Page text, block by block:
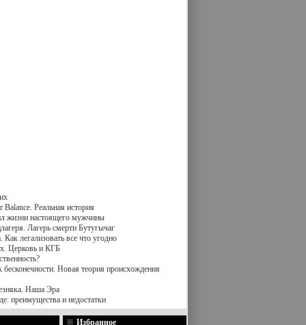
Balance. Реальная история
жизни настоящего мужчины
Лагерь смерти Бутугычаг
легализовать все что угодно
Церковь и КГБ
бесконечности. Новая теория происхождения
Наша Эра
преимущества и недостатки
Избранное